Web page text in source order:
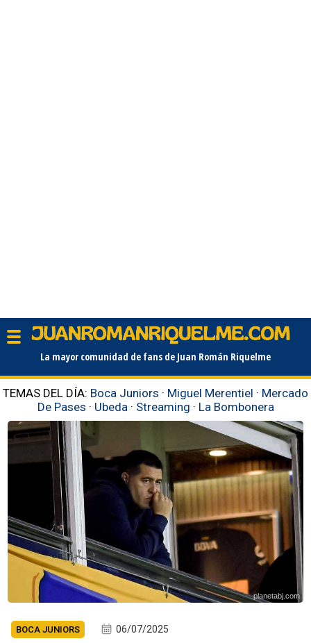
La mayor comunidad de fans de Juan Román Riquelme
TEMAS DEL DÍA: Boca Juniors · Miguel Merentiel · Mercado
De Pases · Ubeda · Streaming · La Bombonera
planetabj.com
BOCA JUNIORS 06/07/2025